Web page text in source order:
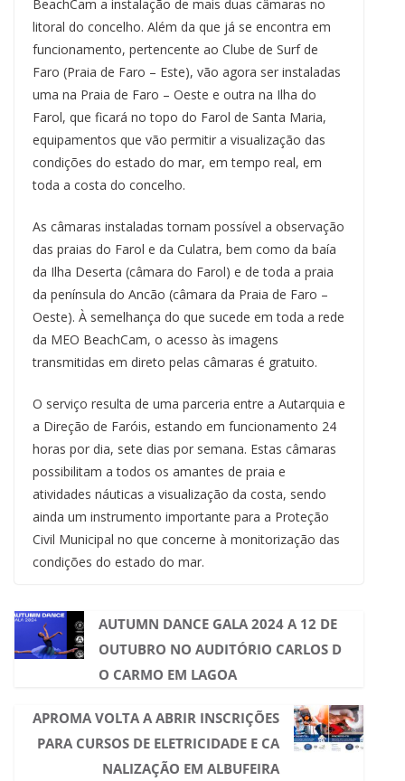
o
o
k
k
y
d
s
r
e
s
t
d
I
n
A
p
p
r
a
m
i
n
k
BeachCam a instalação de mais duas câmaras no
litoral do concelho. Além da que já se encontra em
funcionamento, pertencente ao Clube de Surf de
Faro (Praia de Faro – Este), vão agora ser instaladas
uma na Praia de Faro – Oeste e outra na Ilha do
Farol, que ficará no topo do Farol de Santa Maria,
equipamentos que vão permitir a visualização das
condições do estado do mar, em tempo real, em
toda a costa do concelho.
As câmaras instaladas tornam possível a observação
das praias do Farol e da Culatra, bem como da baía
da Ilha Deserta (câmara do Farol) e de toda a praia
da península do Ancão (câmara da Praia de Faro –
Oeste). À semelhança do que sucede em toda a rede
da MEO BeachCam, o acesso às imagens
transmitidas em direto pelas câmaras é gratuito.
O serviço resulta de uma parceria entre a Autarquia e
a Direção de Faróis, estando em funcionamento 24
horas por dia, sete dias por semana. Estas câmaras
possibilitam a todos os amantes de praia e
atividades náuticas a visualização da costa, sendo
ainda um instrumento importante para a Proteção
Civil Municipal no que concerne à monitorização das
condições do estado do mar.
AUTUMN DANCE GALA 2024 A 12 DE
OUTUBRO NO AUDITÓRIO CARLOS D
O CARMO EM LAGOA
APROMA VOLTA A ABRIR INSCRIÇÕES
PARA CURSOS DE ELETRICIDADE E CA
NALIZAÇÃO EM ALBUFEIRA